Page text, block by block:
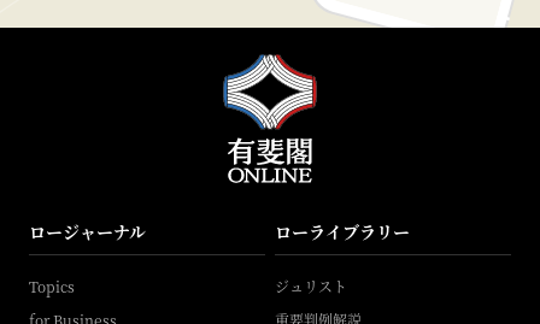
ロージャーナル
Topics
for Business
ローライブラリー
ジュリスト
重要判例解説